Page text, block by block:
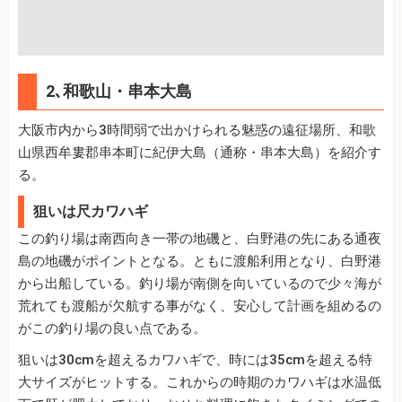
2､和歌山・串本大島
大阪市内から3時間弱で出かけられる魅惑の遠征場所、和歌
山県西牟婁郡串本町に紀伊大島（通称・串本大島）を紹介す
る。
狙いは尺カワハギ
この釣り場は南西向き一帯の地磯と、白野港の先にある通夜
島の地磯がポイントとなる。ともに渡船利用となり、白野港
から出船している。釣り場が南側を向いているので少々海が
荒れても渡船が欠航する事がなく、安心して計画を組めるの
がこの釣り場の良い点である。
狙いは30cmを超えるカワハギで、時には35cmを超える特
大サイズがヒットする。これからの時期のカワハギは水温低